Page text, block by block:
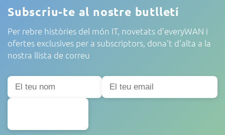
Subscriu-te al nostre butlletí
Per rebre històries del món IT, novetats d'everyWAN i
ofertes exclusives per a subscriptors, dona't d'alta a la
nostra llista de correu